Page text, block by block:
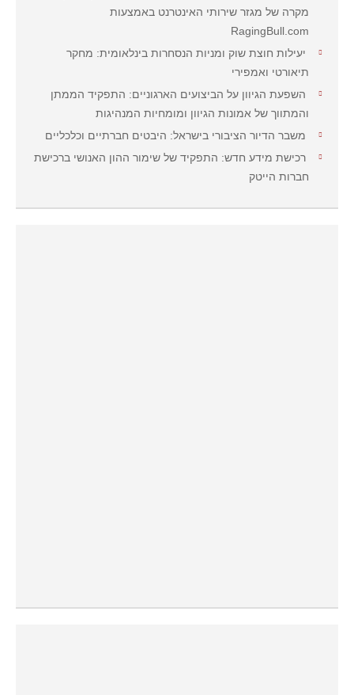
מקרה של מגזר שירותי האינטרנט באמצעות
RagingBull.com
יעילות חוצת שוק ומניות הנסחרות בינלאומית: מחקר
תיאורטי ואמפירי
השפעת הגיוון על הביצועים הארגוניים: התפקיד הממתן
והמתווך של אמונות הגיוון ומומחיות המנהיגות
משבר הדיור הציבורי בישראל: היבטים חברתיים וכלכליים
רכישת מידע חדש: התפקיד של שימור ההון האנושי ברכישת
חברות הייטק